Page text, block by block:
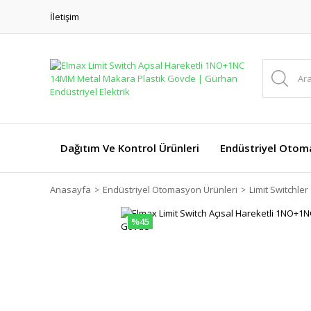
İletişim
Dağıtım Ve Kontrol Ürünleri Endüstriyel
Anasayfa Endüstriyel Otomasyon Ürünleri Limit Switchler
%45